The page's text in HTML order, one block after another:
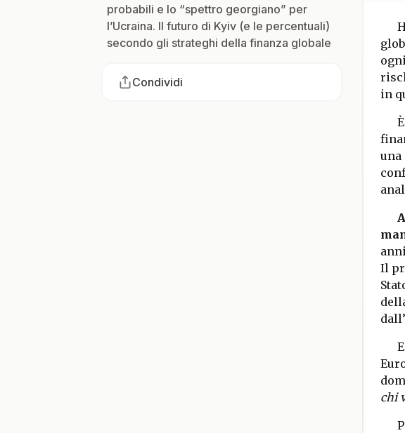
probabili e lo “spettro georgiano” per
l’Ucraina. Il futuro di Kyiv (e le percentuali)
secondo gli strateghi della finanza globale
Condividi
in
Il
chi